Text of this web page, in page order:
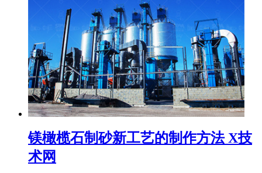
镁橄榄石制砂新工艺的制作方法 X技
术网